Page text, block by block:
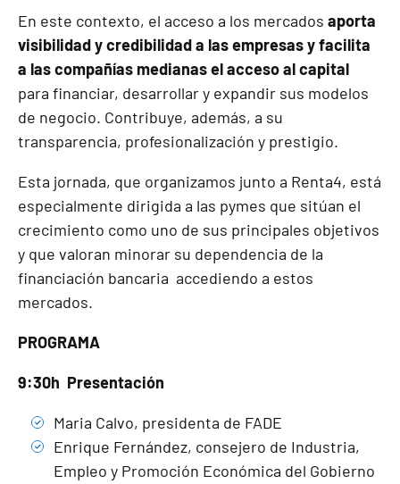
En este contexto, el acceso a los mercados aporta
visibilidad y credibilidad a las empresas y facilita
a las compañías medianas el acceso al capital
para financiar, desarrollar y expandir sus modelos
de negocio. Contribuye, además, a su
transparencia, profesionalización y prestigio.
Esta jornada, que organizamos junto a Renta4, está
especialmente dirigida a las pymes que sitúan el
crecimiento como uno de sus principales objetivos
y que valoran minorar su dependencia de la
financiación bancaria accediendo a estos
mercados.
PROGRAMA
9:30h Presentación
Maria Calvo, presidenta de FADE
Enrique Fernández, consejero de Industria,
Empleo y Promoción Económica del Gobierno